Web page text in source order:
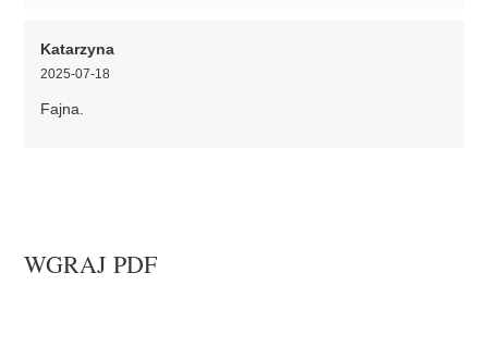
Katarzyna
2025-07-18
Fajna.
WGRAJ PDF